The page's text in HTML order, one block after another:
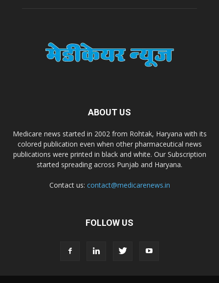
ABOUT US
Medicare news started in 2002 from Rohtak, Haryana with its
colored publication even when other pharmaceutical news
publications were printed in black and white. Our Subscription
started spreading across Punjab and Haryana.
Contact us: contact@medicarenews.in
FOLLOW US